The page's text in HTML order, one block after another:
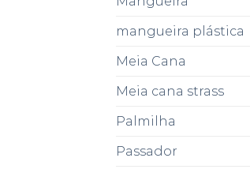
mangueira plástica
Meia Cana
Meia cana strass
Palmilha
Passador